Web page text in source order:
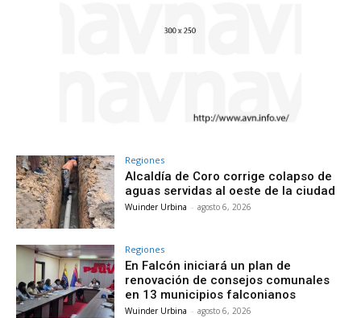
Regiones
Alcaldía de Coro corrige colapso de
aguas servidas al oeste de la ciudad
Wuinder Urbina - agosto 6, 2026
Regiones
En Falcón iniciará un plan de
renovación de consejos comunales
en 13 municipios falconianos
Wuinder Urbina - agosto 6, 2026